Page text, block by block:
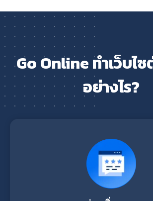
Go Online ทำเว็บไ
อย่างไร?